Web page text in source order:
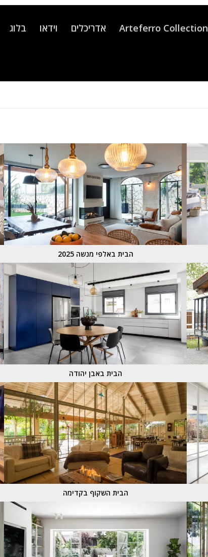
Arteferro Collection אדריכלים וידאו בלוג
הבית באלפי מנשה 2025
הבית באבן יהודה
הבית השקוף בקדימה